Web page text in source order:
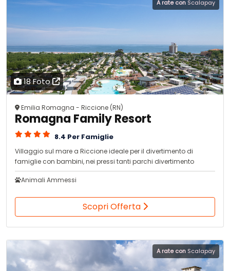
18 Foto
A rate con Scalapay
Emilia Romagna - Riccione (RN)
Romagna Family Resort
8.4 Per Famiglie
Villaggio sul mare a Riccione ideale per il divertimento di
famiglie con bambini, nei pressi tanti parchi divertimento
Animali Ammessi
Scopri Offerta
A rate con Scalapay